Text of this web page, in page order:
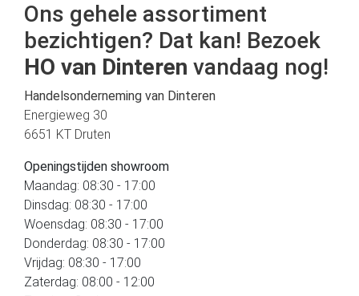
Ons gehele assortiment
bezichtigen? Dat kan! Bezoek
HO van Dinteren vandaag nog!
Handelsonderneming van Dinteren
Energieweg 30
6651 KT Druten
Openingstijden showroom
Maandag: 08:30 - 17:00
Dinsdag: 08:30 - 17:00
Woensdag: 08:30 - 17:00
Donderdag: 08:30 - 17:00
Vrijdag: 08:30 - 17:00
Zaterdag: 08:00 - 12:00